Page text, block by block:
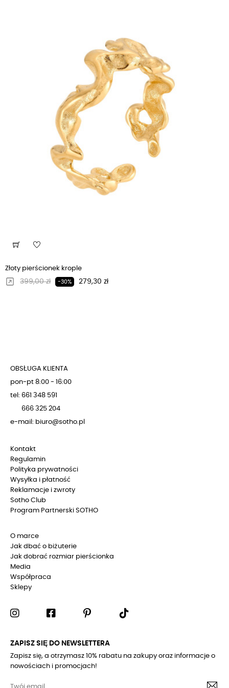
Złoty pierścionek krople
Regularna cena
399,00 zł -30% Cena
279,30 zł
OBSŁUGA KLIENTA
pon-pt 8:00 - 16:00
tel: 661 348 591
666 325 204
e-mail: biuro@sotho.pl
Kontakt
Regulamin
Polityka prywatności
Wysyłka i płatność
Reklamacje i zwroty
Sotho Club
Program Partnerski SOTHO
O marce
Jak dbać o biżuterie
Jak dobrać rozmiar pierścionka
Media
Współpraca
Sklepy
ZAPISZ SIĘ DO NEWSLETTERA
Zapisz się, a otrzymasz 10% rabatu na zakupy oraz informacje o
nowościach i promocjach!